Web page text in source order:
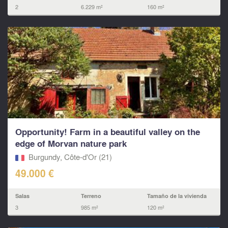
2 6.229 m² 160 m²
Opportunity! Farm in a beautiful valley on the
edge of Morvan nature park
Burgundy, Côte-d'Or (21)
49.000 €
Salas
3
Terreno
985 m²
Tamaño de la vivienda
120 m²